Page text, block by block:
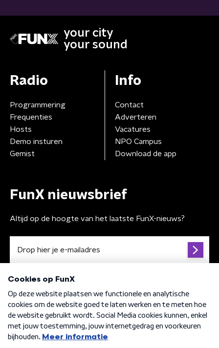
your city
your sound
Radio
Programmering
Frequenties
Hosts
Demo insturen
Gemist
Info
Contact
Adverteren
Vacatures
NPO Campus
Download de app
FunX nieuwsbrief
Altijd op de hoogte van het laatste FunX-nieuws?
Algemene voorwaarden Privacybeleid